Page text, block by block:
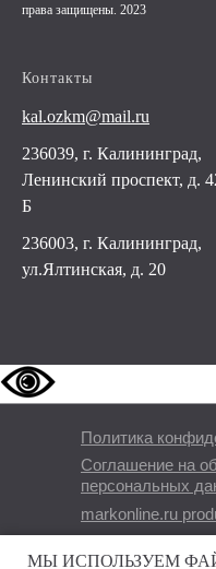
права защищены. 2023
Контакты
kal.ozkm@mail.ru
236039, г. Калининград,
Ленинский проспект, д.
Б
236003, г. Калининград,
ул.Ялтинская, д. 20
markonline.ru
Соглашение на
персональных
Политика
МЫ ИСПОЛЬЗУЕМ